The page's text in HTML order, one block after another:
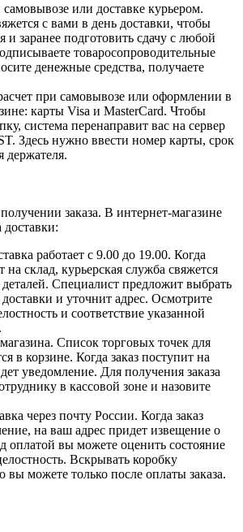
или доставке курьером.
с вами в день доставки, чтобы
и заранее подготовить сдачу с любой
товаросопроводительные
денежные средства, получаете
при самовывозе или оформлении в
карты Visa и MasterCard. Чтобы
система перенаправит вас на сервер
Здесь нужно ввести номер карты, срок
держателя.
заказа. В интернет-магазине
доставки:
работает с 9.00 до 19.00. Когда
на склад, курьерская служба свяжется
деталей. Специалист предложит выбрать
и уточнит адрес. Осмотрите
и соответствие указанной
Список торговых точек для
в корзине. Когда заказ поступит на
уведомление. Для получения заказа
в кассовой зоне и назовите
через почту России. Когда заказ
на ваш адрес придет извещение о
оплатой вы можете оценить состояние
Вскрывать коробку
вы можете только после оплаты заказа.